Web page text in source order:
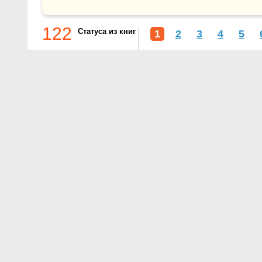
122 Статуса из книг 1 2 3 4 5